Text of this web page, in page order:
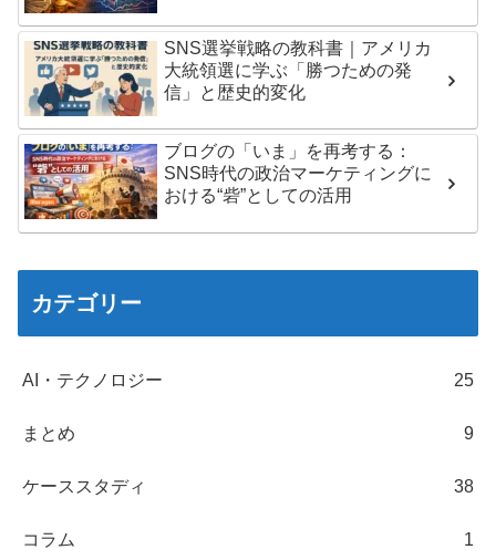
SNS選挙戦略の教科書｜アメリカ
大統領選に学ぶ「勝つための発
信」と歴史的変化
ブログの「いま」を再考する：
SNS時代の政治マーケティングに
おける“砦”としての活用
カテゴリー
AI・テクノロジー 25
まとめ 9
ケーススタディ 38
コラム 1